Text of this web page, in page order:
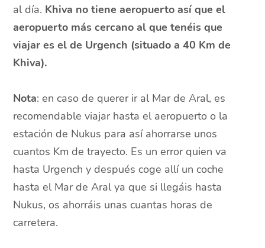
al día. Khiva no tiene aeropuerto así que el
aeropuerto más cercano al que tenéis que
viajar es el de Urgench (situado a 40 Km de
Khiva).
Nota: en caso de querer ir al Mar de Aral, es
recomendable viajar hasta el aeropuerto o la
estación de Nukus para así ahorrarse unos
cuantos Km de trayecto. Es un error quien va
hasta Urgench y después coge allí un coche
hasta el Mar de Aral ya que si llegáis hasta
Nukus, os ahorráis unas cuantas horas de
carretera.